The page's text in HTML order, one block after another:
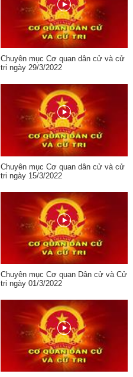
Chuyên mục Cơ quan dân cử và cử
tri ngày 29/3/2022
Chuyên mục Cơ quan dân cử và cử
tri ngày 15/3/2022
Chuyên mục Cơ quan Dân cử và Cử
tri ngày 01/3/2022